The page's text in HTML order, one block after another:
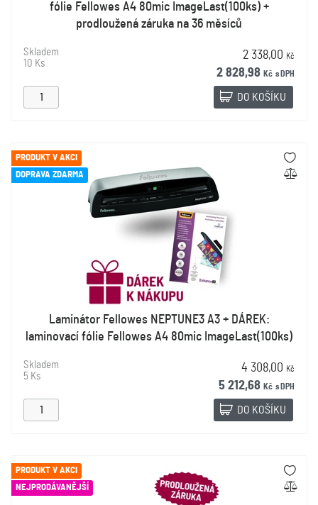
fólie Fellowes A4 80mic ImageLast(100ks) +
prodloužená záruka na 36 měsíců
Skladem
10 Ks
2 338,00 Kč
2 828,98 Kč s DPH
DO KOŠÍKU
PRODUKT V AKCI
DOPRAVA ZDARMA
Laminátor Fellowes NEPTUNE3 A3 + DÁREK:
laminovací fólie Fellowes A4 80mic ImageLast(100ks)
Skladem
5 Ks
4 308,00 Kč
5 212,68 Kč s DPH
DO KOŠÍKU
PRODUKT V AKCI
NEJPRODÁVANĚJŠÍ